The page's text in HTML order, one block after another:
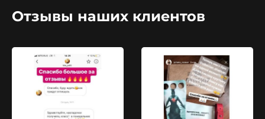
Отзывы наших клиентов